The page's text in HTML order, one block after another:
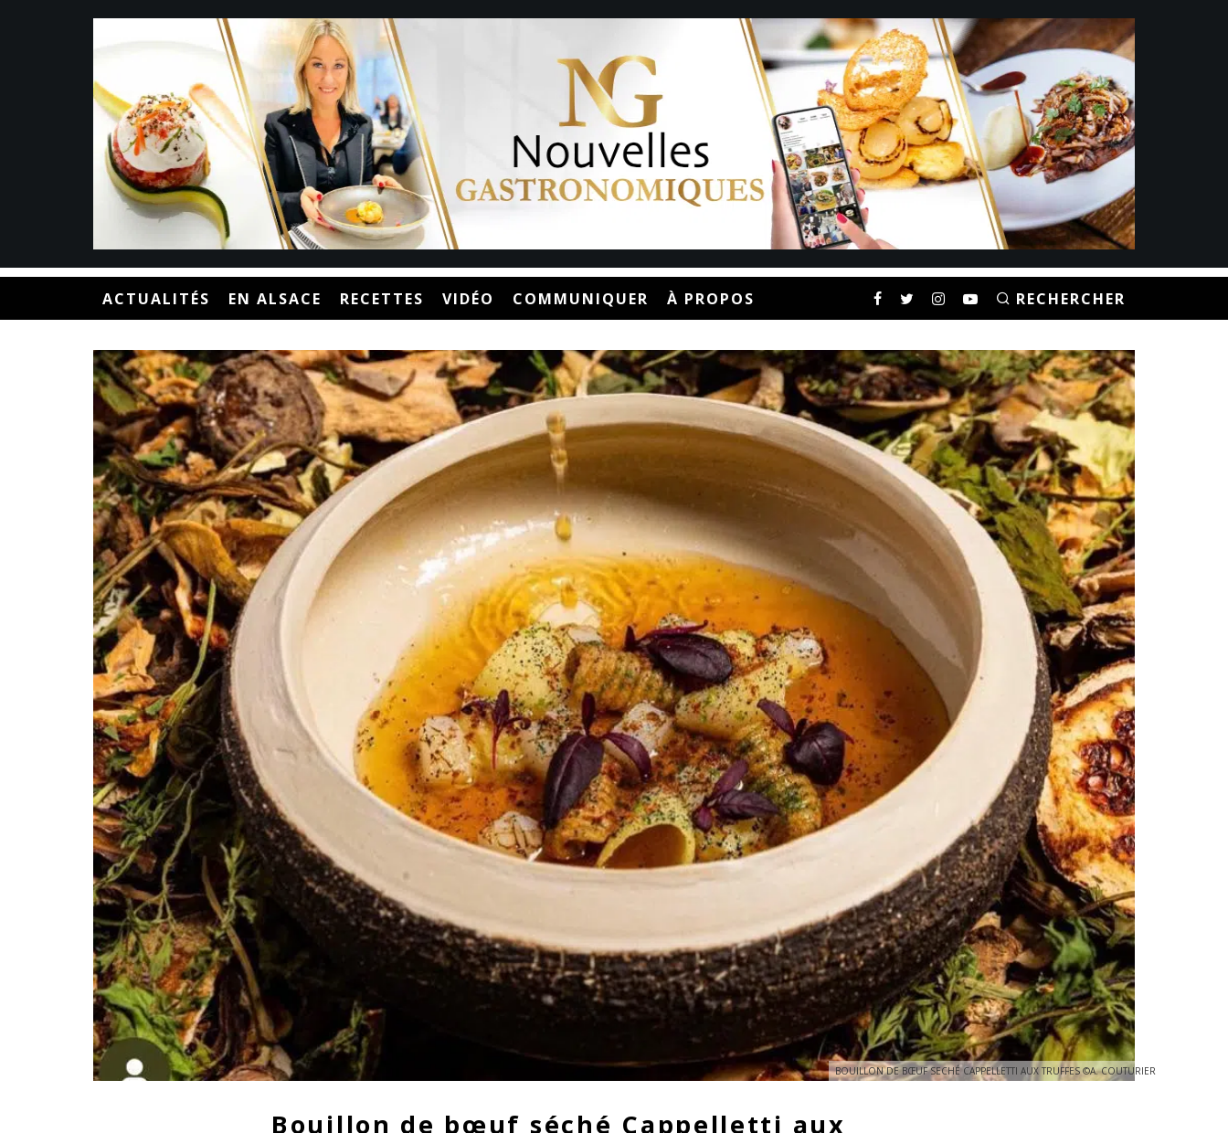
ACTUALITÉS EN ALSACE RECETTES VIDÉO COMMUNIQUER À PROPOS
BOUILLON DE BŒUF SECHÉ CAPPELLETTI AUX TRUFFES ©A. COUTURIER
Bouillon de bœuf séché Cappelletti aux